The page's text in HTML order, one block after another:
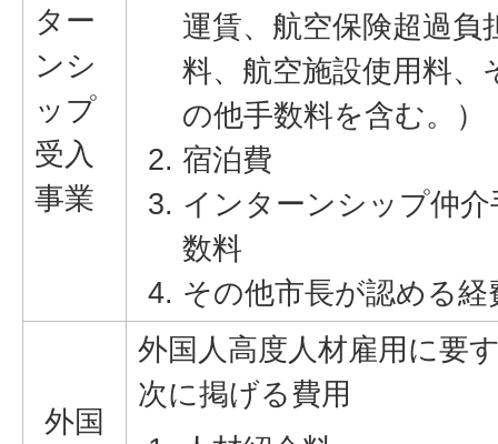
ター
ンシ
ップ
受入
事業
運賃、航空保険超過負
料、航空施設使用料、
の他手数料を含む。）
宿泊費
インターンシップ仲介
数料
その他市長が認める経
外国
外国人高度人材雇用に要
次に掲げる費用